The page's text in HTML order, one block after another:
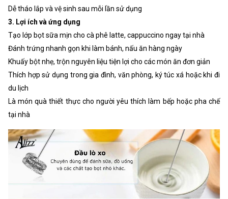
Dễ tháo lắp và vệ sinh sau mỗi lần sử dụng
3. Lợi ích và ứng dụng
Tạo lớp bọt sữa mịn cho cà phê latte, cappuccino ngay tại nhà
Đánh trứng nhanh gọn khi làm bánh, nấu ăn hàng ngày
Khuấy bột nhẹ, trộn nguyên liệu tiện lợi cho các món ăn đơn giản
Thích hợp sử dụng trong gia đình, văn phòng, ký túc xá hoặc khi đi
du lịch
Là món quà thiết thực cho người yêu thích làm bếp hoặc pha chế
tại nhà